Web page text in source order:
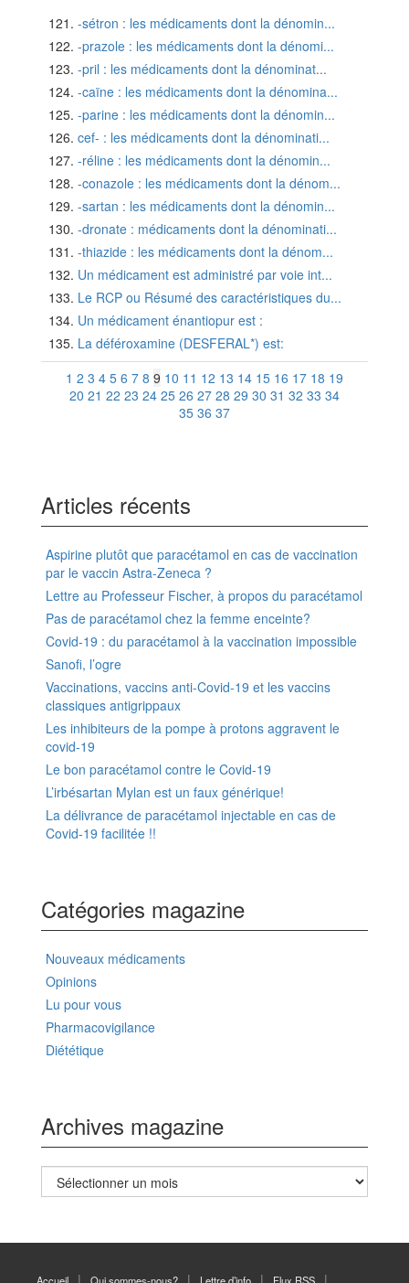
-sétron : les médicaments dont la dénomin...
-prazole : les médicaments dont la dénomi...
-pril : les médicaments dont la dénominat...
-caïne : les médicaments dont la dénomina...
-parine : les médicaments dont la dénomin...
cef- : les médicaments dont la dénominati...
-réline : les médicaments dont la dénomin...
-conazole : les médicaments dont la dénom...
-sartan : les médicaments dont la dénomin...
-dronate : médicaments dont la dénominati...
-thiazide : les médicaments dont la dénom...
Un médicament est administré par voie int...
Le RCP ou Résumé des caractéristiques du...
Un médicament énantiopur est :
La déféroxamine (DESFERAL*) est:
1 2 3 4 5 6 7 8 9 10 11 12 13 14 15 16 17 18 19
20 21 22 23 24 25 26 27 28 29 30 31 32 33 34
35 36 37
Articles récents
Aspirine plutôt que paracétamol en cas de vaccination
par le vaccin Astra-Zeneca ?
Lettre au Professeur Fischer, à propos du paracétamol
Pas de paracétamol chez la femme enceinte?
Covid-19 : du paracétamol à la vaccination impossible
Sanofi, l’ogre
Vaccinations, vaccins anti-Covid-19 et les vaccins
classiques antigrippaux
Les inhibiteurs de la pompe à protons aggravent le
covid-19
Le bon paracétamol contre le Covid-19
L’irbésartan Mylan est un faux générique!
La délivrance de paracétamol injectable en cas de
Covid-19 facilitée !!
Catégories magazine
Nouveaux médicaments
Opinions
Lu pour vous
Pharmacovigilance
Diététique
Archives magazine
Archives
magazine